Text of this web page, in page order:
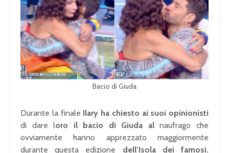
Bacio di Giuda
Durante la finale Ilary ha chiesto ai suoi opinionisti
di dare loro il bacio di Giuda alnaufrago che
ovviamente hanno apprezzato maggiormente
durante questa edizione dell’Isola dei famosi.